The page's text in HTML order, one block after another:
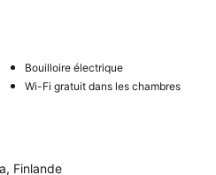
Bouilloire électrique
Wi-Fi gratuit dans les chambres
Finlande